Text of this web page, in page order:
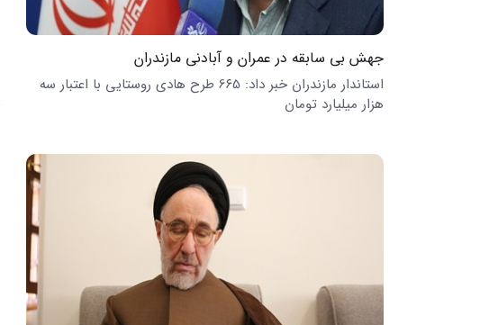
جهش بی سابقه در عمران و آبادنی مازندران
استاندار مازندران خبر داد: 6۶5 طرح هادی روستایی با اعتبار سه
هزار میلیارد تومان